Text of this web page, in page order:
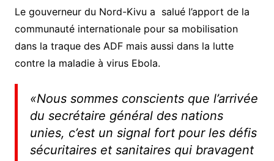
Le gouverneur du Nord-Kivu a salué l’apport de la
communauté internationale pour sa mobilisation
dans la traque des ADF mais aussi dans la lutte
contre la maladie à virus Ebola.
«Nous sommes conscients que l’arrivée
du secrétaire général des nations
unies, c’est un signal fort pour les défis
sécuritaires et sanitaires qui bravagent